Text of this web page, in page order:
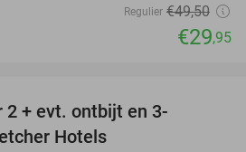
Regulier €49,50
€29,95
2 + evt. ontbijt en 3-
Hotels